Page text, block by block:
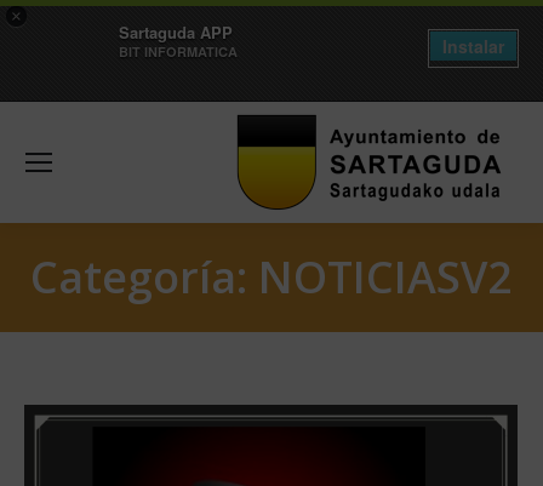
×
Sartaguda APP
BIT INFORMATICA Instalar
Categoría: NOTICIASV2